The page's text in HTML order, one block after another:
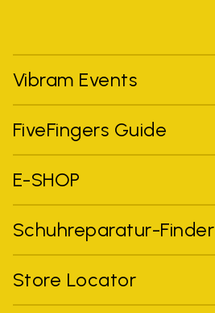
Vibram Events
FiveFingers Guide
E-SHOP
Schuhreparatur-Finder
Store Locator